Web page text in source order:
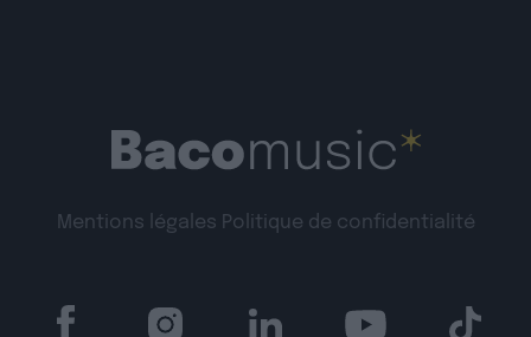
Mentions légales Politique de confidentialité